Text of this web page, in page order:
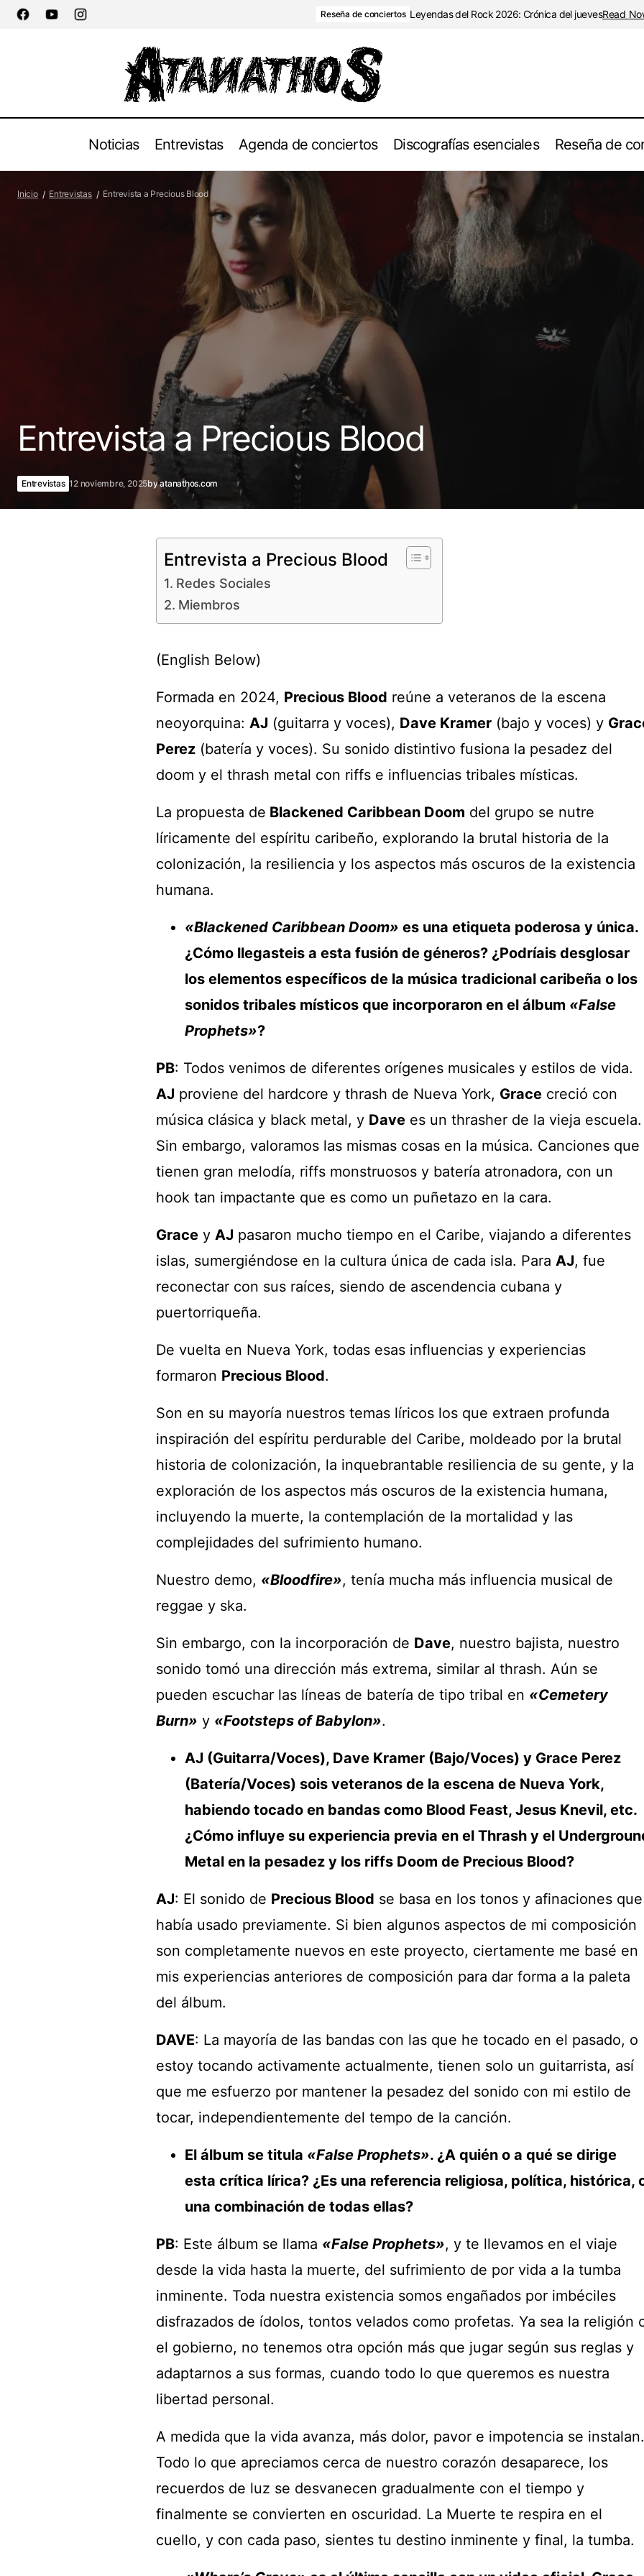
Reseña de conciertos Leyendas del Rock 2026: Crónica del juevesRead
Noticias Entrevistas Agenda de conciertos Discografías esenciales Reseña de
single “The House Of Asterion”
Entrevistas Entrevista a Precious Blood
Inicio Entrevistas Entrevista a Precious Blood
Entrevista a Precious Blood
Entrevistas 12 noviembre, 2025byatanathos.com
Entrevista a Precious Blood
Redes Sociales
Miembros
(English Below)
Formada en 2024, Precious Blood reúne a veteranos de la escena
neoyorquina: AJ (guitarra y voces), Dave Kramer (bajo y voces) y
Perez (batería y voces). Su sonido distintivo fusiona la pesadez del
doom y el thrash metal con riffs e influencias tribales místicas.
La propuesta de Blackened Caribbean Doom del grupo se nutre
líricamente del espíritu caribeño, explorando la brutal historia de la
colonización, la resiliencia y los aspectos más oscuros de la existencia
humana.
«Blackened Caribbean Doom» es una etiqueta poderosa y única.
¿Cómo llegasteis a esta fusión de géneros? ¿Podríais desglosar
los elementos específicos de la música tradicional caribeña o los
sonidos tribales místicos que incorporaron en el álbum «False
Prophets»?
PB: Todos venimos de diferentes orígenes musicales y estilos de vida.
AJ proviene del hardcore y thrash de Nueva York, Grace creció con
música clásica y black metal, y Dave es un thrasher de la vieja escuela.
Sin embargo, valoramos las mismas cosas en la música. Canciones que
tienen gran melodía, riffs monstruosos y batería atronadora, con un
hook tan impactante que es como un puñetazo en la cara.
Grace y AJ pasaron mucho tiempo en el Caribe, viajando a diferentes
islas, sumergiéndose en la cultura única de cada isla. Para AJ, fue
reconectar con sus raíces, siendo de ascendencia cubana y
puertorriqueña.
De vuelta en Nueva York, todas esas influencias y experiencias
formaron Precious Blood.
Son en su mayoría nuestros temas líricos los que extraen profunda
inspiración del espíritu perdurable del Caribe, moldeado por la brutal
historia de colonización, la inquebrantable resiliencia de su gente, y la
exploración de los aspectos más oscuros de la existencia humana,
incluyendo la muerte, la contemplación de la mortalidad y las
complejidades del sufrimiento humano.
Nuestro demo, «Bloodfire», tenía mucha más influencia musical de
reggae y ska.
Sin embargo, con la incorporación de Dave, nuestro bajista, nuestro
sonido tomó una dirección más extrema, similar al thrash. Aún se
pueden escuchar las líneas de batería de tipo tribal en «Cemetery
Burn» y «Footsteps of Babylon».
AJ (Guitarra/Voces), Dave Kramer (Bajo/Voces) y Grace Perez
(Batería/Voces) sois veteranos de la escena de Nueva York,
habiendo tocado en bandas como Blood Feast, Jesus Knevil, etc.
¿Cómo influye su experiencia previa en el Thrash y el
Metal en la pesadez y los riffs Doom de Precious Blood?
AJ: El sonido de Precious Blood se basa en los tonos y afinaciones que
había usado previamente. Si bien algunos aspectos de mi composición
son completamente nuevos en este proyecto, ciertamente me basé en
mis experiencias anteriores de composición para dar forma a la paleta
del álbum.
DAVE: La mayoría de las bandas con las que he tocado en el pasado, o
estoy tocando activamente actualmente, tienen solo un guitarrista, así
que me esfuerzo por mantener la pesadez del sonido con mi estilo de
tocar, independientemente del tempo de la canción.
El álbum se titula «False Prophets». ¿A quién o a qué se dirige
esta crítica lírica? ¿Es una referencia religiosa, política, histórica,
una combinación de todas ellas?
PB: Este álbum se llama «False Prophets», y te llevamos en el viaje
desde la vida hasta la muerte, del sufrimiento de por vida a la tumba
inminente. Toda nuestra existencia somos engañados por imbéciles
disfrazados de ídolos, tontos velados como profetas. Ya sea la religión
el gobierno, no tenemos otra opción más que jugar según sus reglas y
adaptarnos a sus formas, cuando todo lo que queremos es nuestra
libertad personal.
A medida que la vida avanza, más dolor, pavor e impotencia se instalan.
Todo lo que apreciamos cerca de nuestro corazón desaparece, los
recuerdos de luz se desvanecen gradualmente con el tiempo y
finalmente se convierten en oscuridad. La Muerte te respira en el
cuello, y con cada paso, sientes tu destino inminente y final, la tumba.